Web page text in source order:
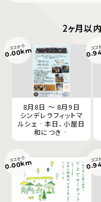
2ヶ月以
8月8日 ～ 8月9日
シンデレラフィットマ
ルシェ‐本日、小屋日
和につき‐
ココから
0.00km ココ
ココから
0.00km ココ